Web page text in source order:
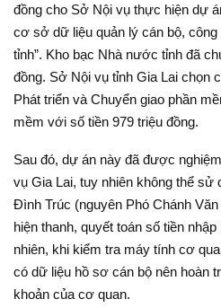
đồng cho Sở Nội vụ thực hiện dự
cơ sở dữ liệu quản lý cán bộ,
tỉnh”. Kho bạc Nhà nước tỉnh đã
đồng. Sở Nội vụ tỉnh Gia Lai chọn
Phát triển và Chuyển giao phần
mềm với số tiền 979 triệu đồng.
Sau đó, dự án này đã được
vụ Gia Lai, tuy nhiên không thể
Đình Trúc (nguyên Phó Chánh
hiện thanh, quyết toán số tiền
nhiên, khi kiểm tra máy tính cơ
có dữ liệu hồ sơ cán bộ nên hoàn
khoản của cơ quan.